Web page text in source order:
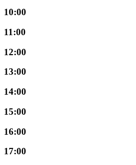
10:00
11:00
12:00
13:00
14:00
15:00
16:00
17:00